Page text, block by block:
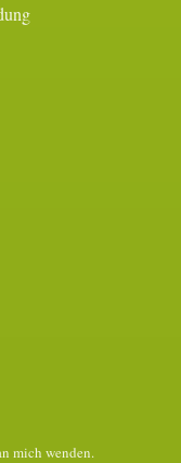
mich wenden.